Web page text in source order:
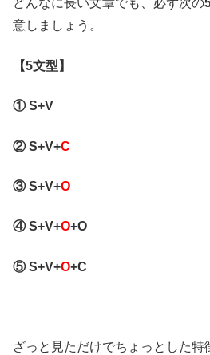
どんなに長い文章でも、必ず次の
意しましょう。
【5文型】
① S+V
② S+V+C
③ S+V+O
④ S+V+O+O
⑤ S+V+O+C
ざっと見ただけでちょっとした